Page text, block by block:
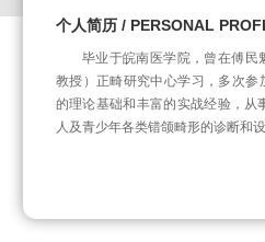
个人简历 / PERSONAL
毕业于皖南医学院，曾在傅民
教授）正畸研究中心学习，多次
的理论基础和丰富的实战经验，从
人及青少年各类错颌畸形的诊断和